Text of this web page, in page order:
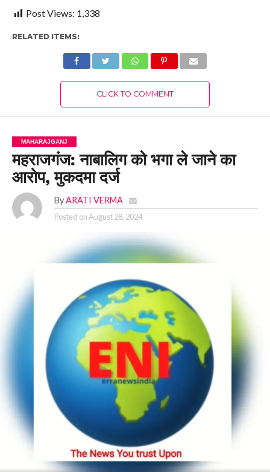
Post Views: 1,338
RELATED ITEMS:
CLICK TO COMMENT
MAHARAJGANJ
महराजगंज: नाबालिग को भगा ले जाने का
आरोप, मुकदमा दर्ज
By ARATI VERMA
Posted onAugust 28, 2024